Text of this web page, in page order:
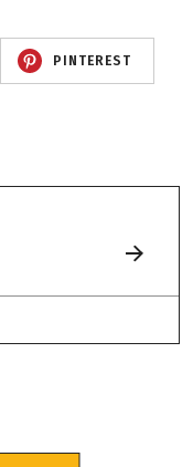
PINTEREST